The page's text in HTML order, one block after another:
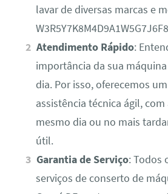
lavar de diversas marcas e
Atendimento Rápido:
importância da sua
dia. Por isso, oferecemos
assistência técnica ágil,
mesmo dia ou no mais
útil.
Garantia de Serviço: Todos
serviços de conserto de